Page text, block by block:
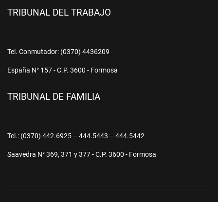
TRIBUNAL DEL TRABAJO
Tel. Conmutador: (0370) 4436209
España N° 157 - C.P. 3600 - Formosa
TRIBUNAL DE FAMILIA
Tel.: (0370) 442.6925 – 444.5443 – 444.5442
Saavedra N° 369, 371 y 377 - C.P. 3600 - Formosa